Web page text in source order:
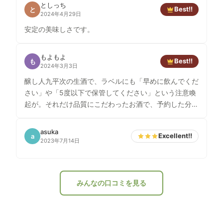
と
としっち
2024年4月29日
Best!!
安定の美味しさです。
も
もよもよ
2024年3月3日
Best!!
醸し人九平次の生酒で、ラベルにも「早めに飲んでくだ
さい」や「5度以下で保管してください」という注意喚
起が。それだけ品質にこだわったお酒で、予約した分し
だと思っていますが、濃厚な口当たりと酸味や甘さがあ
って非常に美味しい。ややフルーティとも思えますが、
っぽさも感じます。 一年に一度しか飲めないお酒で
す。濃厚なチーズやおかきとかも合いそう。
a
asuka
2023年7月14日
Excellent!!
みんなの口コミを見る